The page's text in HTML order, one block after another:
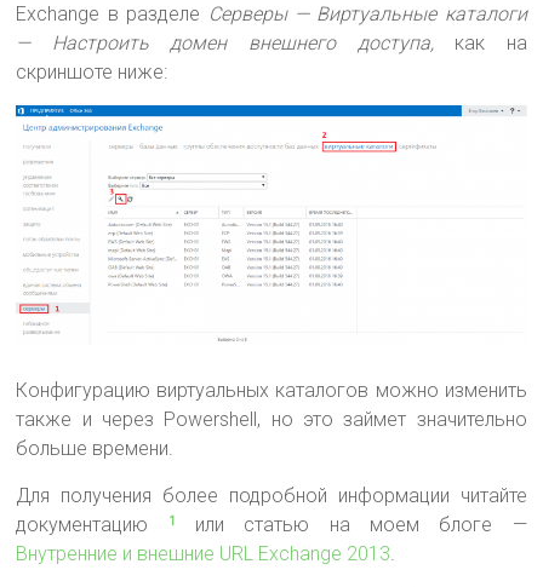
Exchange в разделе Серверы — Виртуальные каталоги
— Настроить домен внешнего доступа,как на
скриншоте ниже:
Конфигурацию виртуальных каталогов можно изменить
также и через Powershell, но это займет значительно
больше времени.
Для получения более подробной информации читайте
документацию
1
или статью на моем блоге —
Внутренние и внешние URL Exchange 2013.